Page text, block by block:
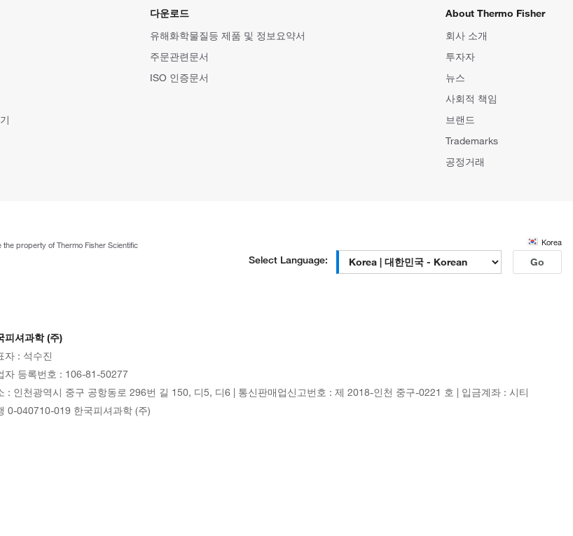
다운로드
유해화학물질등 제품 및 정보요약서
주문관련문서
ISO 인증문서
About Thermo Fisher
회사 소개
투자자
뉴스
사회적 책임
브랜드
Trademarks
공정거래
property of Thermo Fisher Scientific
Korea
Select Language: Go
피셔과학 (주)
자 : 석수진
자 등록번호 : 106-81-50277
: 인천광역시 중구 공항동로 296번 길 150, 디5, 디6 | 통신판매업신고번호 : 제 2018-인천 중구-0221 호 | 입금계좌 : 시티
0-040710-019 한국피셔과학 (주)